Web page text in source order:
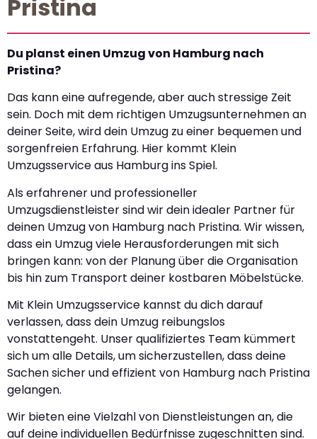
Pristina
Du planst einen Umzug von Hamburg nach
Pristina?
Das kann eine aufregende, aber auch stressige Zeit
sein. Doch mit dem richtigen Umzugsunternehmen an
deiner Seite, wird dein Umzug zu einer bequemen und
sorgenfreien Erfahrung. Hier kommt Klein
Umzugsservice aus Hamburg ins Spiel.
Als erfahrener und professioneller
Umzugsdienstleister sind wir dein idealer Partner für
deinen Umzug von Hamburg nach Pristina. Wir wissen,
dass ein Umzug viele Herausforderungen mit sich
bringen kann: von der Planung über die Organisation
bis hin zum Transport deiner kostbaren Möbelstücke.
Mit Klein Umzugsservice kannst du dich darauf
verlassen, dass dein Umzug reibungslos
vonstattengeht. Unser qualifiziertes Team kümmert
sich um alle Details, um sicherzustellen, dass deine
Sachen sicher und effizient von Hamburg nach Pristina
gelangen.
Wir bieten eine Vielzahl von Dienstleistungen an, die
auf deine individuellen Bedürfnisse zugeschnitten sind.